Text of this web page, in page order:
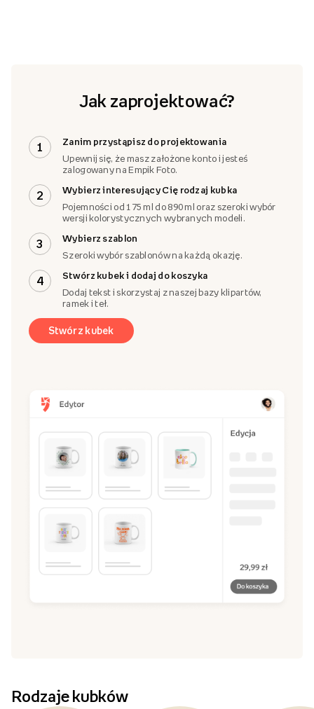
Jak zaprojektować?
1
Zanim przystąpisz do projektowania
Upewnij się, że masz założone konto i jesteś
zalogowany na Empik Foto.
2
Wybierz interesujący Cię rodzaj kubka
Pojemności od 175 ml do 890 ml oraz szeroki wybór
wersji kolorystycznych wybranych modeli.
3
Wybierz szablon
Szeroki wybór szablonów na każdą okazję.
4
Stwórz kubek i dodaj do koszyka
Dodaj tekst i skorzystaj z naszej bazy klipartów,
ramek i teł.
Stwórz kubek
Rodzaje kubków